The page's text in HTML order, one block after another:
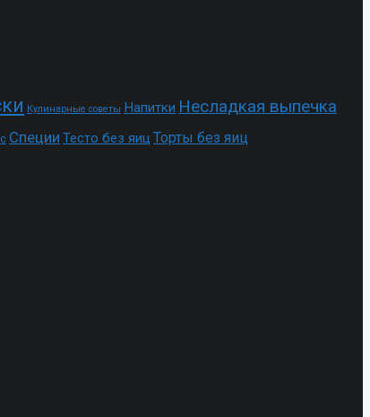
Кулинарные советы Напитки Несладкая выпечка
Специи Тесто без яиц Торты без яиц